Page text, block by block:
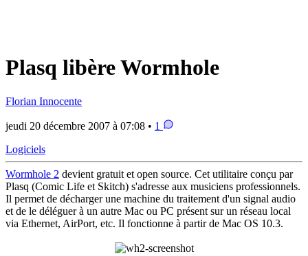
Plasq libère Wormhole
Florian Innocente
jeudi 20 décembre 2007 à 07:08 • 1
Logiciels
Wormhole 2 devient gratuit et open source. Cet utilitaire conçu par
Plasq (Comic Life et Skitch) s'adresse aux musiciens professionnels.
Il permet de décharger une machine du traitement d'un signal audio
et de le déléguer à un autre Mac ou PC présent sur un réseau local
via Ethernet, AirPort, etc. Il fonctionne à partir de Mac OS 10.3.